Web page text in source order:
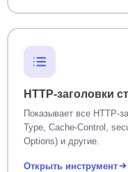
HTTP-заголовки
Показывает все HTTP-
Type, Cache-Control,
Options) и другие.
Открыть инструмент